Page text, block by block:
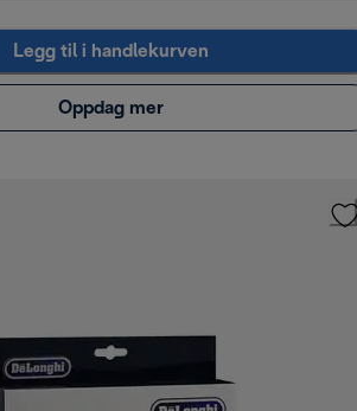
Legg til i handlekurven
Oppdag mer